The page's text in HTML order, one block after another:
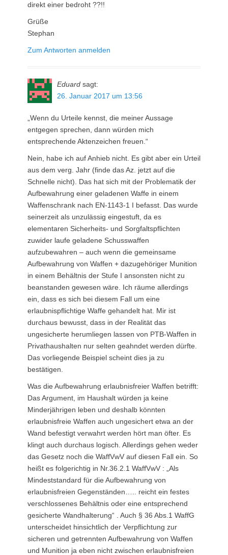
direkt einer bedroht ??!!
Grüße
Stephan
Zum Antworten anmelden
Eduard sagt:
26. Januar 2017 um 13:56
„Wenn du Urteile kennst, die meiner Aussage
entgegen sprechen, dann würden mich
entsprechende Aktenzeichen freuen.“
Nein, habe ich auf Anhieb nicht. Es gibt aber ein Urteil
aus dem verg. Jahr (finde das Az. jetzt auf die
Schnelle nicht). Das hat sich mit der Problematik der
Aufbewahrung einer geladenen Waffe in einem
Waffenschrank nach EN-1143-1 I befasst. Das wurde
seinerzeit als unzulässig eingestuft, da es
elementaren Sicherheits- und Sorgfaltspflichten
zuwider laufe geladene Schusswaffen
aufzubewahren – auch wenn die gemeinsame
Aufbewahrung von Waffen + dazugehöriger Munition
in einem Behältnis der Stufe I ansonsten nicht zu
beanstanden gewesen wäre. Ich räume allerdings
ein, dass es sich bei diesem Fall um eine
erlaubnispflichtige Waffe gehandelt hat. Mir ist
durchaus bewusst, dass in der Realität das
ungesicherte herumliegen lassen von PTB-Waffen in
Privathaushalten nur selten geahndet werden dürfte.
Das vorliegende Beispiel scheint dies ja zu
bestätigen.
Was die Aufbewahrung erlaubnisfreier Waffen betrifft:
Das Argument, im Haushalt würden ja keine
Minderjährigen leben und deshalb könnten
erlaubnisfreie Waffen auch ungesichert etwa an der
Wand befestigt verwahrt werden hört man öfter. Es
klingt auch durchaus logisch. Allerdings gehen weder
das Gesetz noch die WaffVwV auf diesen Fall ein. So
heißt es folgerichtig in Nr.36.2.1 WaffVwV : „Als
Mindeststandard für die Aufbewahrung von
erlaubnisfreien Gegenständen….. reicht ein festes
verschlossenes Behältnis oder eine entsprechend
gesicherte Wandhalterung“ . Auch § 36 Abs.1 WaffG
unterscheidet hinsichtlich der Verpflichtung zur
sicheren und getrennten Aufbewahrung von Waffen
und Munition ja eben nicht zwischen erlaubnisfreien